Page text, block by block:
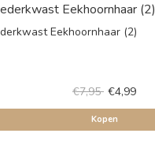
Eekhoornhaar (2)
Eekhoornhaar (2)
€7,95 €4,99
Kopen